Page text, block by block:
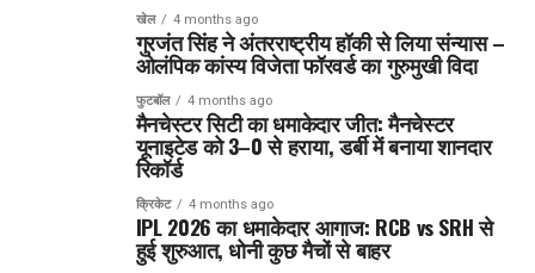
खेल 4 months ago
गुरजंत सिंह ने अंतरराष्ट्रीय हॉकी से लिया संन्यास –
ओलंपिक कांस्य विजेता फॉरवर्ड का गुरुमुखी विदा
फुटबॉल 4 months ago
मैनचेस्टर सिटी का धमाकेदार जीत: मैनचेस्टर
यूनाइटेड को 3–0 से हराया, डर्बी में बनाया शानदार
रिकॉर्ड
क्रिकेट 4 months ago
IPL 2026 का धमाकेदार आगाज: RCB vs SRH से
हुई शुरुआत, धोनी कुछ मैचों से बाहर